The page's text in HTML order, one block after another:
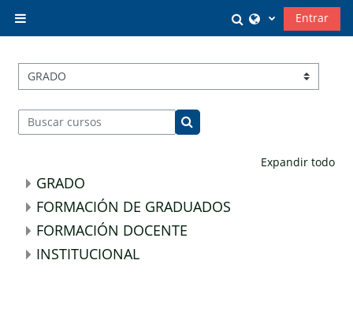
Selector de
Entrar
Categorías
Buscar cursos
Buscar cursos
Expandir todo
GRADO
FORMACIÓN DE GRADUADOS
FORMACIÓN DOCENTE
INSTITUCIONAL